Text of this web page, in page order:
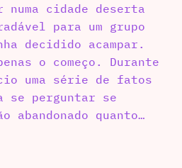
cidade deserta
para um grupo
decidido acampar.
o começo. Durante
uma série de fatos
se perguntar se
quanto…